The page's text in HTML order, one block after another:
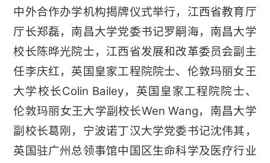
中外合作办学机构揭牌仪式举行，江西省教育厅
厅长郑磊，南昌大学党委书记罗嗣海，南昌大学
校长陈晔光院士，江西省发展和改革委员会副主
任李庆红， 英国皇家工程院院士、伦敦玛丽女王
大学校长Colin Bailey，英国皇家工程院院士、
伦敦玛丽女王大学副校长Wen Wang，南昌大学
副校长葛刚，宁波诺丁汉大学党委书记沈伟其，
英国驻广州总领事馆中国区生命科学及医疗行业